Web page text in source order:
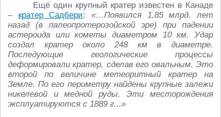
Ещё один крупный кратер известен в Канаде
– кратер Садбери:«…Появился 1,85 млрд. лет
назад (в палеопротерозойской эре) при падении
астероида или кометы диаметром 10 км. Удар
создал кратер около 248 км в диаметре.
Последующие геологические процессы
деформировали кратер, сделав его овальным. Это
второй по величине метеоритный кратер на
Земле. По его периметру найдены крупные залежи
никелевой и медной руды. Эти месторождения
эксплуатируются с 1889 г...»